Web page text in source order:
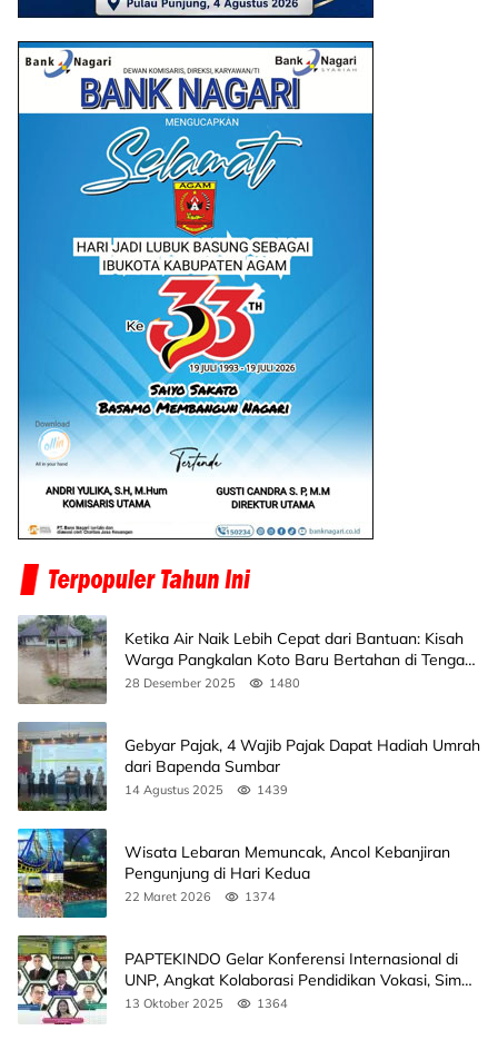
Ketika Air Naik Lebih Cepat dari Bantuan: Kisah
Warga Pangkalan Koto Baru Bertahan di Tengah
Banjir
28 Desember 2025 1480
Gebyar Pajak, 4 Wajib Pajak Dapat Hadiah Umrah
dari Bapenda Sumbar
14 Agustus 2025 1439
Wisata Lebaran Memuncak, Ancol Kebanjiran
Pengunjung di Hari Kedua
22 Maret 2026 1374
PAPTEKINDO Gelar Konferensi Internasional di
UNP, Angkat Kolaborasi Pendidikan Vokasi, Simak
Agendanya
13 Oktober 2025 1364